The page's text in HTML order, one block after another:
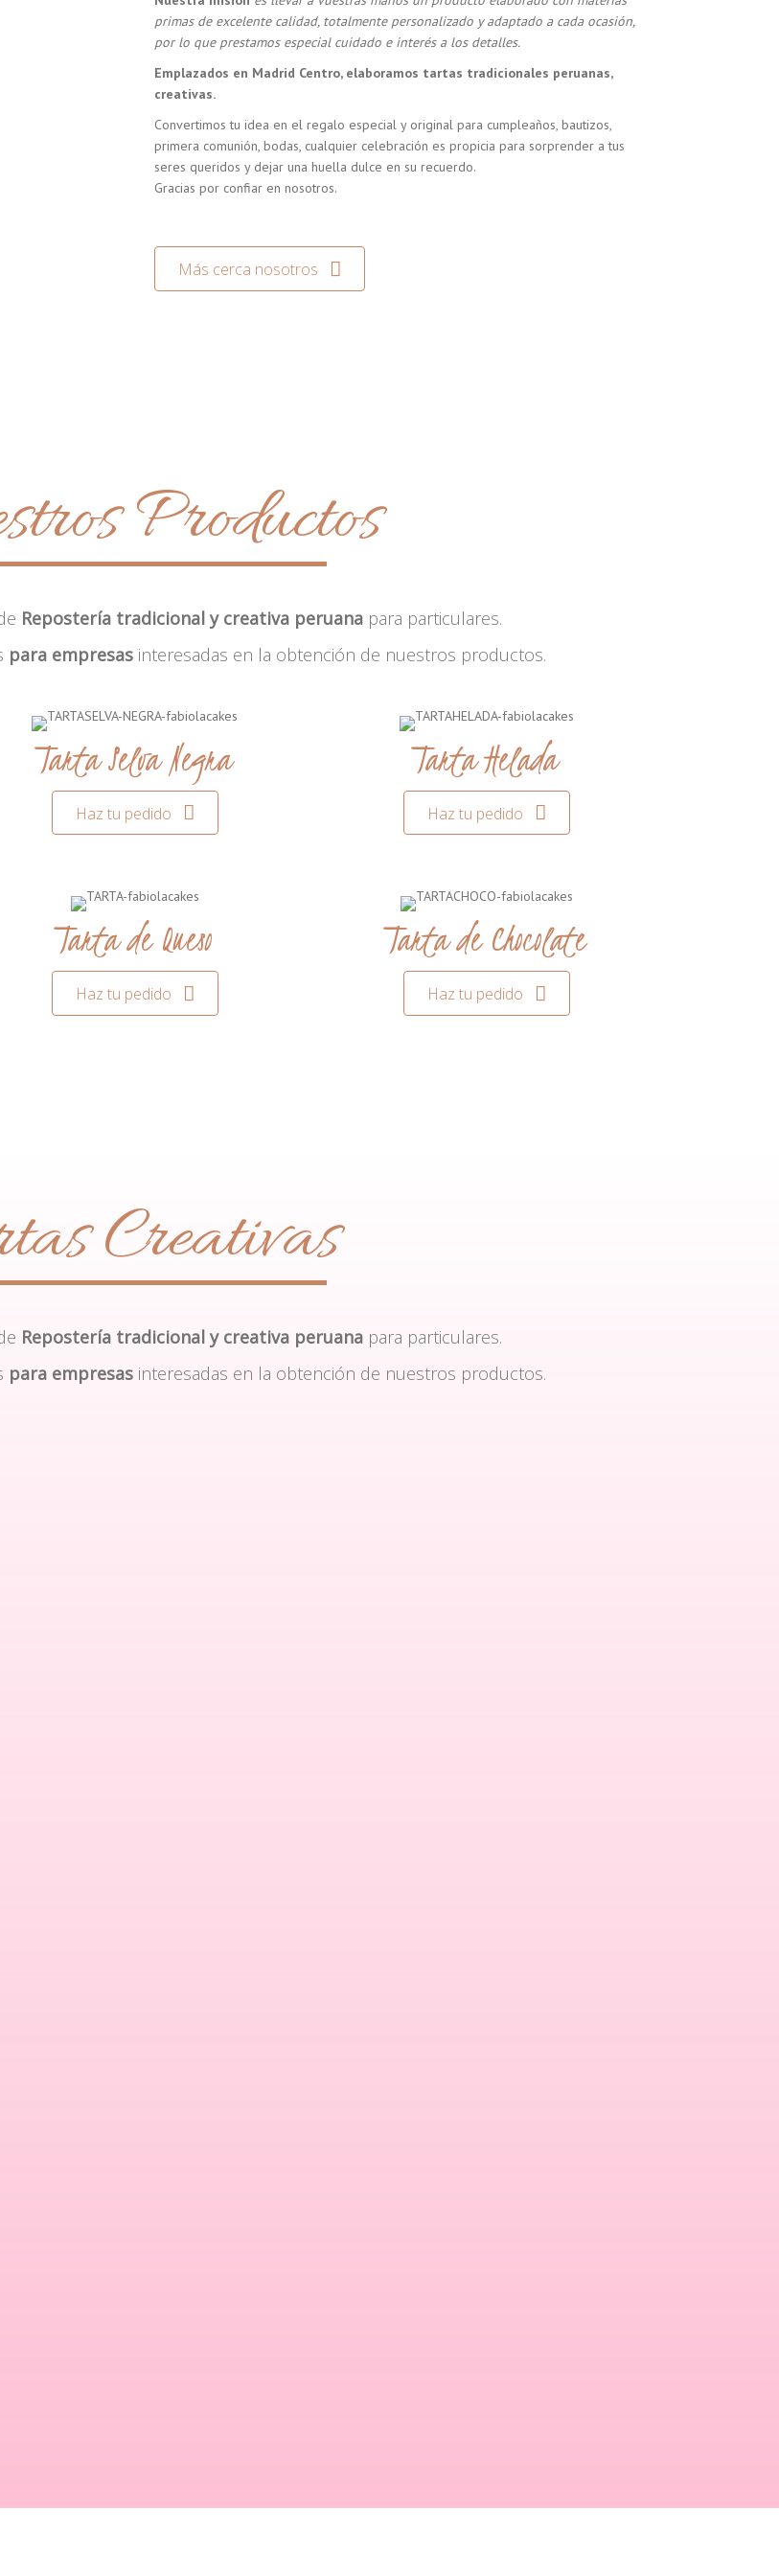
primas de excelente calidad, totalmente personalizado y adaptado a cada ocasión,
por lo que prestamos especial cuidado e interés a los detalles.
Emplazados en Madrid Centro, elaboramos tartas tradicionales peruanas,
creativas.
Convertimos tu idea en el regalo especial y original para cumpleaños, bautizos,
primera comunión, bodas, cualquier celebración es propicia para sorprender a tus
seres queridos y dejar una huella dulce en su recuerdo.
Gracias por confiar en nosotros.
Más cerca nosotros
Productos
Repostería tradicional y creativa peruana para particulares.
para empresas interesadas en la obtención de nuestros productos.
Tarta Selva Negra
Haz tu pedido
Tarta Helada
Haz tu pedido
Tarta de Queso
Haz tu pedido
Tarta de Chocolate
Haz tu pedido
Creativas
Repostería tradicional y creativa peruana para particulares.
para empresas interesadas en la obtención de nuestros productos.